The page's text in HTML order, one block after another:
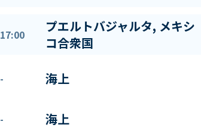
17:00
プエルトバジャルタ, メキシ
コ合衆国
- 海上
- 海上